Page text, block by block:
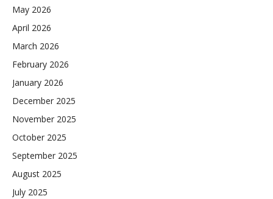
May 2026
April 2026
March 2026
February 2026
January 2026
December 2025
November 2025
October 2025
September 2025
August 2025
July 2025